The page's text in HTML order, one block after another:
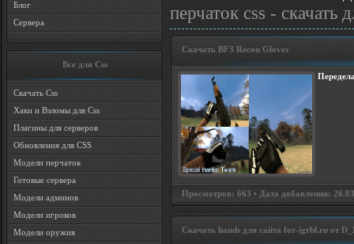
Блог
Сервера
Все для Css
Скачать Css
Хаки и Взломы для Css
Плагины для серверов
Обновления для CSS
Модели перчаток
Готовые сервера
Модели админов
Модели игроков
Модели оружия
перчаток css - скачать
Скачать BF3 Recon Gloves
Просмотров: 663 • Дата добавления:
Скачать hands для сайта for-igrbl.ru от